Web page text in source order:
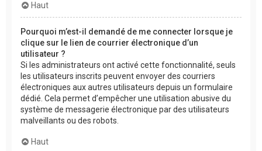
Haut
Pourquoi m’est-il demandé de me connecter lorsque je
clique sur le lien de courrier électronique d’un
utilisateur ?
Si les administrateurs ont activé cette fonctionnalité, seuls
les utilisateurs inscrits peuvent envoyer des courriers
électroniques aux autres utilisateurs depuis un formulaire
dédié. Cela permet d’empêcher une utilisation abusive du
système de messagerie électronique par des utilisateurs
malveillants ou des robots.
Haut